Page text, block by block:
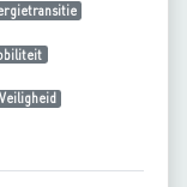
Veiligheid